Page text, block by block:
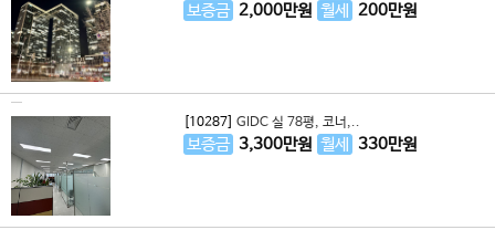
보증금 2,000만원 월세 200만원
[10287] GIDC 실 78평, 코너,..
보증금 3,300만원 월세 330만원